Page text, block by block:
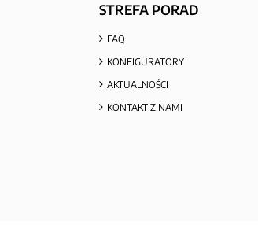
STREFA PORAD
FAQ
KONFIGURATORY
AKTUALNOŚCI
KONTAKT Z NAMI